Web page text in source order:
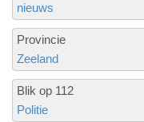
nieuws
Provincie
Zeeland
Blik op 112
Politie